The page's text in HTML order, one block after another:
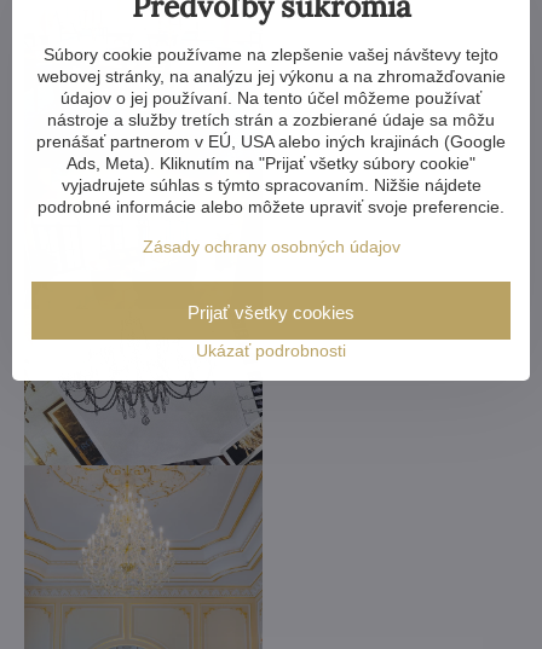
Súbory cookie používame na zlepšenie vašej návštevy tejto
webovej stránky, na analýzu jej výkonu a na zhromažďovanie
údajov o jej používaní. Na tento účel môžeme používať
nástroje a služby tretích strán a zozbierané údaje sa môžu
prenášať partnerom v EÚ, USA alebo iných krajinách (Google
Ads, Meta). Kliknutím na "Prijať všetky súbory cookie"
vyjadrujete súhlas s týmto spracovaním. Nižšie nájdete
podrobné informácie alebo môžete upraviť svoje preferencie.
Zásady ochrany osobných údajov
Ukázať podrobnosti
Prijať všetky cookies